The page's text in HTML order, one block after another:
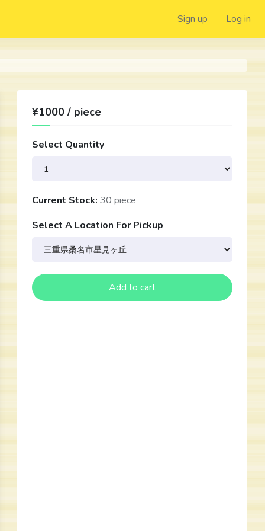
Sign up Log in
¥1000 / piece
Select Quantity
Current Stock: 30 piece
Select A Location For Pickup